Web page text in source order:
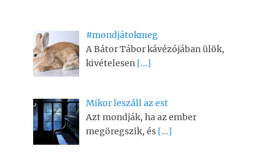
#mondjátokmeg
A Bátor Tábor kávézójában ülök,
kivételesen […]
Mikor leszáll az est
Azt mondják, ha az ember
megöregszik, és […]